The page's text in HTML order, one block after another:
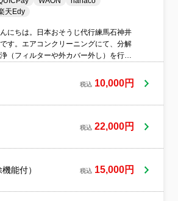
天Edy
にちは。日本おそうじ代行練馬石神井
す。エアコンクリーニングにて、分解
（フィルターや外カバー外し）を行い
部の熱交換器やドレンパンのホコリやカ
を取り除くための作業です。シーズン前
税込 10,000円
税込 22,000円
能付） 税込 15,000円